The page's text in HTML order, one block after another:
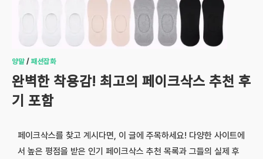
양말/패션잡화
완벽한 착용감! 최고의 페이크삭스 추천 후
기 포함
페이크삭스를 찾고 계시다면, 이 글에 주목하세요! 다양한 사이트에
서 높은 평점을 받은 인기 페이크삭스 추천 목록과 그들의 실제 후